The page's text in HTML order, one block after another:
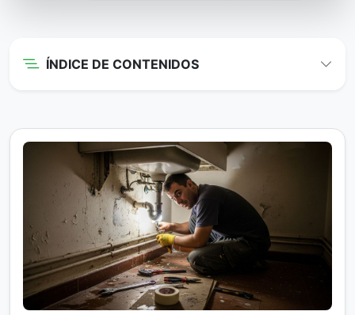
ÍNDICE DE CONTENIDOS